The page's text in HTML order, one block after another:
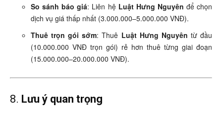
So sánh báo giá: Liên hệ Luật Hưng Nguyên để chọn
dịch vụ giá thấp nhất (3.000.000–5.000.000 VNĐ).
Thuê trọn gói sớm: Thuê Luật Hưng Nguyên từ đầu
(10.000.000 VNĐ trọn gói) rẻ hơn thuê từng giai đoạn
(15.000.000–20.000.000 VNĐ).
8. Lưu ý quan trọng